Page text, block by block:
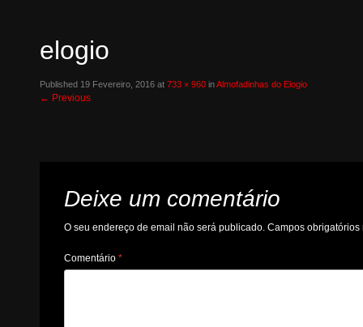
elogio
Published 19 Fevereiro, 2016 at733 × 960 inAlmofadinhas do Elogio
← Previous
Deixe um comentário
O seu endereço de email não será publicado. Campos
Comentário*